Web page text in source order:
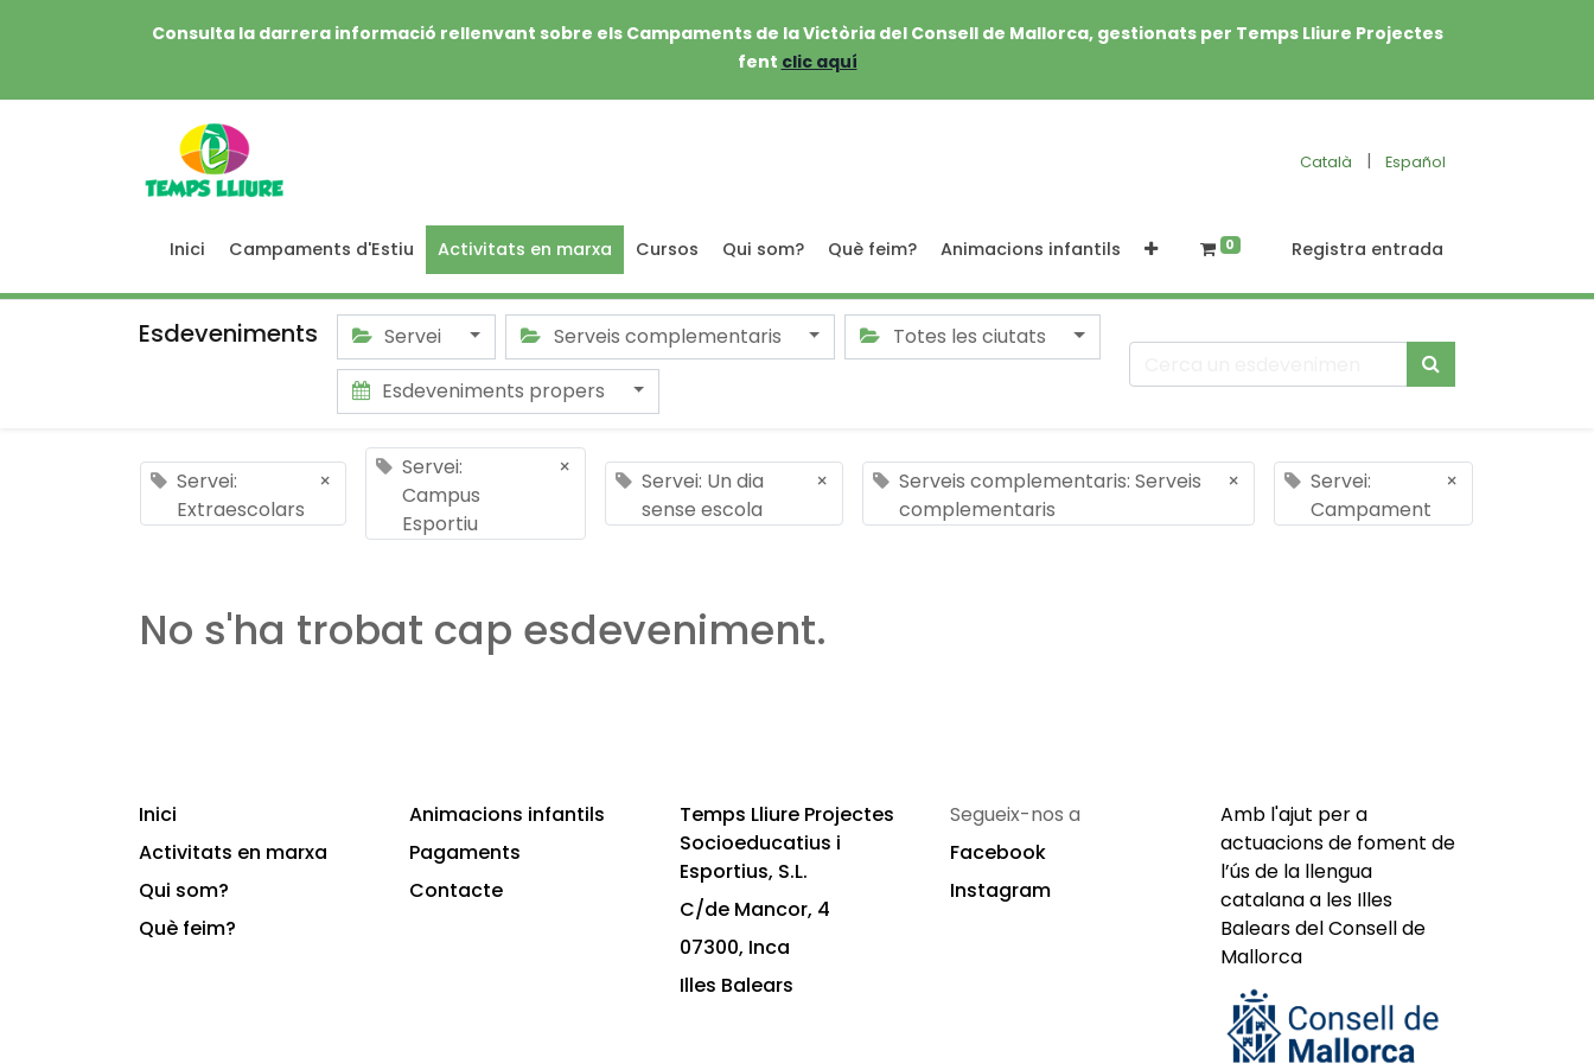
Consulta la darrera informació rellenvant sobre els Campaments de la Victòria del Consell de Mallorca, gestionats per Temps Lliure Projectes
fent clic aquí
Català | Español
Inici Campaments d'Estiu Activitats en marxa Cursos Qui som? Què feim? Animacions infantils 0 Registra entrada
Esdeveniments Servei Serveis complementaris
Totes les ciutats
Esdeveniments propers
Servei:
Extraescolars
×
Servei:
Campus
Esportiu
×
Servei: Un dia
sense escola
×
Serveis complementaris: Serveis
complementaris
×
Servei:
Campament
×
No s'ha trobat cap esdeveniment.
Inici
Activitats en marxa
Qui som?
Què feim?
Animacions infantils
Pagaments
Contacte
Temps Lliure Projectes
Socioeducatius i
Esportius, S.L.
C/de Mancor, 4
07300, Inca
Illes Balears
Segueix-nos a
Facebook
Instagram
Amb l'ajut per a
actuacions de foment de
l’ús de la llengua
catalana a les Illes
Balears del Consell de
Mallorca